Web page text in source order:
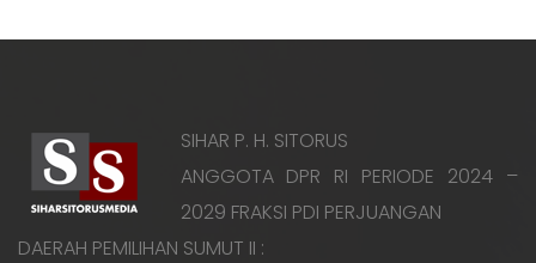
SIHAR P. H. SITORUS
ANGGOTA DPR RI PERIODE 2024 –
2029 FRAKSI PDI PERJUANGAN
DAERAH PEMILIHAN SUMUT II :